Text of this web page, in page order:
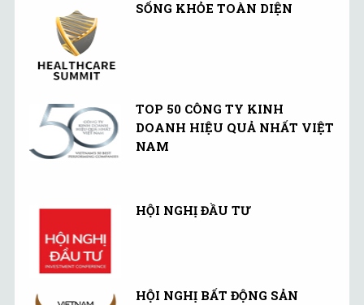
SỐNG KHỎE TOÀN DIỆN
TOP 50 CÔNG TY KINH
DOANH HIỆU QUẢ NHẤT VIỆT
NAM
HỘI NGHỊ ĐẦU TƯ
HỘI NGHỊ BẤT ĐỘNG SẢN